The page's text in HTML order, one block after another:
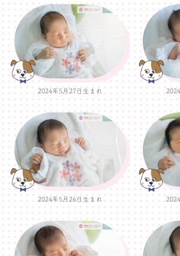
2024年5月27日生まれ
2024年5月26日生まれ